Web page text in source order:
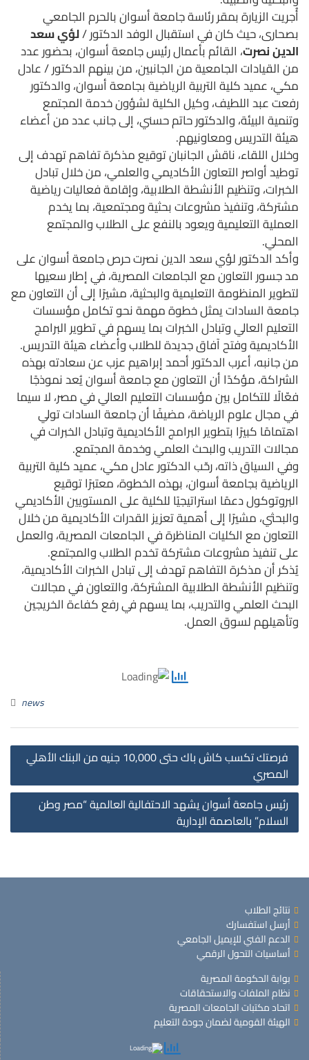
أُجريت الزيارة بمقر رئاسة جامعة أسوان بالحرم الجامعي
بصحارى، حيث كان في استقبال الوفد الدكتور /لؤي سعد
الدين نصرت، القائم بأعمال رئيس جامعة أسوان، بحضور عدد
من القيادات الجامعية من الجانبين، من بينهم الدكتور / عادل
مكي، عميد كلية التربية الرياضية بجامعة أسوان، والدكتور
رفعت عبد اللطيف، وكيل الكلية لشؤون خدمة المجتمع
وتنمية البيئة، والدكتور حاتم حسني، إلى جانب عدد من أعضاء
هيئة التدريس ومعاونيهم.
وخلال اللقاء، ناقش الجانبان توقيع مذكرة تفاهم تهدف إلى
توطيد أواصر التعاون الأكاديمي والعلمي، من خلال تبادل
الخبرات، وتنظيم الأنشطة الطلابية، وإقامة فعاليات رياضية
مشتركة، وتنفيذ مشروعات بحثية ومجتمعية، بما يخدم
العملية التعليمية ويعود بالنفع على الطلاب والمجتمع
المحلي.
وأكد الدكتور لؤي سعد الدين نصرت حرص جامعة أسوان على
مد جسور التعاون مع الجامعات المصرية، في إطار سعيها
لتطوير المنظومة التعليمية والبحثية، مشيرًا إلى أن التعاون مع
جامعة السادات يمثل خطوة مهمة نحو تكامل مؤسسات
التعليم العالي وتبادل الخبرات بما يسهم في تطوير البرامج
الأكاديمية وفتح آفاق جديدة للطلاب وأعضاء هيئة التدريس.
من جانبه، أعرب الدكتور أحمد إبراهيم عزب عن سعادته بهذه
الشراكة، مؤكدًا أن التعاون مع جامعة أسوان يُعد نموذجًا
فعّالًا للتكامل بين مؤسسات التعليم العالي في مصر، لا سيما
في مجال علوم الرياضة، مضيفًا أن جامعة السادات تولي
اهتمامًا كبيرًا بتطوير البرامج الأكاديمية وتبادل الخبرات في
مجالات التدريب والبحث العلمي وخدمة المجتمع.
وفي السياق ذاته، رحّب الدكتور عادل مكي، عميد كلية التربية
الرياضية بجامعة أسوان، بهذه الخطوة، معتبرًا توقيع
البروتوكول دعمًا استراتيجيًا للكلية على المستويين الأكاديمي
والبحثي، مشيرًا إلى أهمية تعزيز القدرات الأكاديمية من خلال
التعاون مع الكليات المناظرة في الجامعات المصرية، والعمل
على تنفيذ مشروعات مشتركة تخدم الطلاب والمجتمع.
يُذكر أن مذكرة التفاهم تهدف إلى تبادل الخبرات الأكاديمية،
وتنظيم الأنشطة الطلابية المشتركة، والتعاون في مجالات
البحث العلمي والتدريب، بما يسهم في رفع كفاءة الخريجين
وتأهيلهم لسوق العمل.
news
فرصتك تكسب كاش باك حتى 10,000 جنيه من البنك الأهلي
المصري
رئيس جامعة أسوان يشهد الاحتفالية العالمية “مصر وطن
السلام” بالعاصمة الإدارية
نتائج الطلاب
أرسل استفسارك
الدعم الفني للإيميل الجامعي
أساسيات التحول الرقمي
بوابة الحكومة المصرية
نظام الملفات والاستحقاقات
اتحاد مكتبات الجامعات المصرية
الهيئة القومية لضمان جودة التعليم